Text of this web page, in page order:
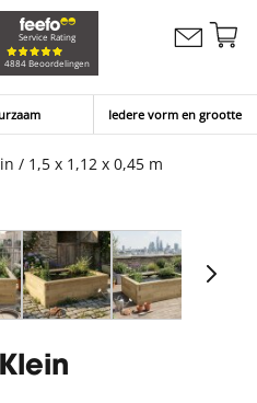
Service Rating
4884 Beoordelingen
Contacteer
Iedere vorm en grootte
/ 1,5 x 1,12 x 0,45 m